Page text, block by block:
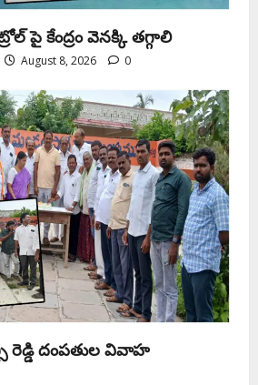
పై కేంద్రం వెనక్కి తగ్గాలి
August 8, 2026 0
రెడ్డి దంపతుల వివాహ